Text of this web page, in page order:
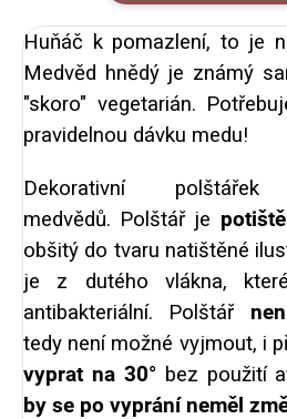
Huňáč k pomazlení, to je
Medvěd hnědý je známý
"skoro" vegetarián.
pravidelnou dávku medu!
Dekorativní
medvědů. Polštář je
obšitý do tvaru natištěné
je z dutého vlákna,
antibakteriální. Polštář
tedy není možné vyjmout, i
vyprat na 30°bez použití
by se po vyprání neměl